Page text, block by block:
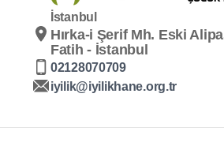
İstanbul
Hırka-i Şerif Mh. Eski
Fatih - İstanbul
02128070709
iyilik@iyilikhane.org.tr